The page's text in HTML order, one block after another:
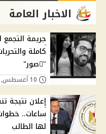
الاخبار العامة
جريمة
كاملة
"ًصور"
ساعات..
لها الطالب